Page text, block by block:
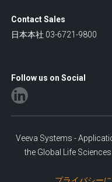
Contact Sales
日本本社 03-6721-9800
Follow us on Social
Veeva Systems -
the Global Life
プライバシー